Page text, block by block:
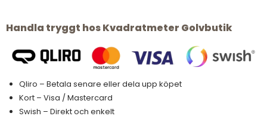
Handla tryggt hos Kvadratmeter Golvbutik
Qliro – Betala senare eller dela upp köpet
Kort – Visa / Mastercard
Swish – Direkt och enkelt